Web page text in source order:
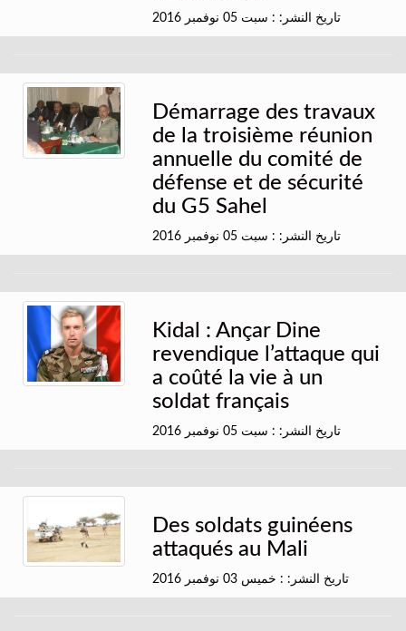
تاريخ النشر: : سبت 05 نوفمبر 2016
Démarrage des travaux
de la troisième réunion
annuelle du comité de
défense et de sécurité
du G5 Sahel
تاريخ النشر: : سبت 05 نوفمبر 2016
Kidal : Ançar Dine
revendique l’attaque qui
a coûté la vie à un
soldat français
تاريخ النشر: : سبت 05 نوفمبر 2016
Des soldats guinéens
attaqués au Mali
تاريخ النشر: : خميس 03 نوفمبر 2016